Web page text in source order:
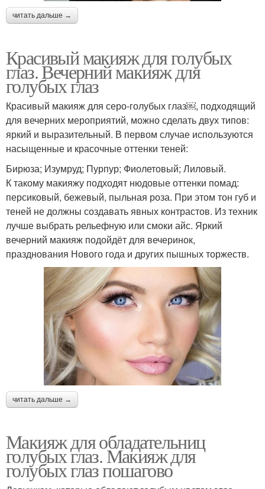
читать дальше →
Красивый макияж для голубых
глаз. Вечерний макияж для
голубых глаз
Красивый макияж для серо-голубых глаз￼, подходящий
для вечерних мероприятий, можно сделать двух типов:
яркий и выразительный. В первом случае используются
насыщенные и красочные оттенки теней:
Бирюза; Изумруд; Пурпур; Фиолетовый; Лиловый.
К такому макияжу подходят нюдовые оттенки помад:
персиковый, бежевый, пыльная роза. При этом тон губ и
теней не должны создавать явных контрастов. Из техник
лучше выбрать рельефную или смоки айс. Яркий
вечерний макияж подойдёт для вечеринок,
празднования Нового года и других пышных торжеств.
читать дальше →
Макияж для обладательниц
голубых глаз. Макияж для
голубых глаз пошагово